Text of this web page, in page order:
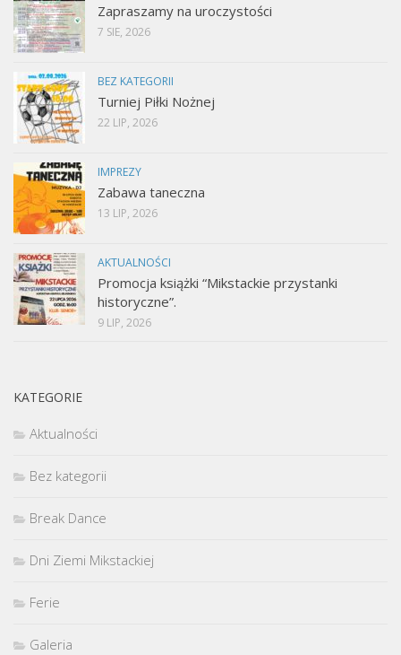
Zapraszamy na uroczystości
7 SIE, 2026
BEZ KATEGORII
Turniej Piłki Nożnej
22 LIP, 2026
IMPREZY
Zabawa taneczna
13 LIP, 2026
AKTUALNOŚCI
Promocja książki “Mikstackie przystanki
historyczne”.
9 LIP, 2026
KATEGORIE
Aktualności
Bez kategorii
Break Dance
Dni Ziemi Mikstackiej
Ferie
Galeria